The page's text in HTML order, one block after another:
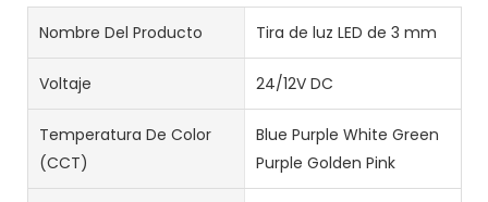
Nombre Del Producto Tira de luz LED de 3 mm
Voltaje 24/12V DC
Temperatura De Color
(CCT)
Blue Purple White Green
Purple Golden Pink